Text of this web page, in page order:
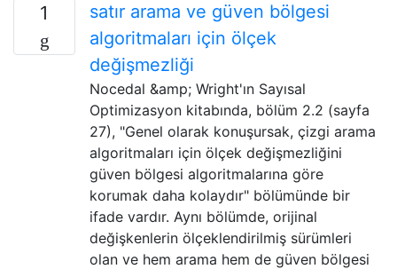
1
satır arama ve güven bölgesi
algoritmaları için ölçek
değişmezliği
Nocedal &amp; Wright'ın Sayısal
Optimizasyon kitabında, bölüm 2.2 (sayfa
27), "Genel olarak konuşursak, çizgi arama
algoritmaları için ölçek değişmezliğini
güven bölgesi algoritmalarına göre
korumak daha kolaydır" bölümünde bir
ifade vardır. Aynı bölümde, orijinal
değişkenlerin ölçeklendirilmiş sürümleri
olan ve hem arama hem de güven bölgesi